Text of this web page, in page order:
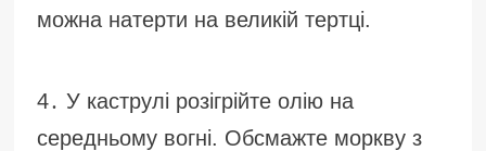
можна натерти на великій тертці.
4․ У каструлі розігрійте олію на
середньому вогні. Обсмажте моркву з